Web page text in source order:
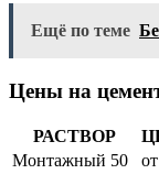
Ещё по теме
Цены на
РАСТВОР
Монтажный 50